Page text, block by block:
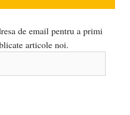
de email pentru a primi
articole noi.